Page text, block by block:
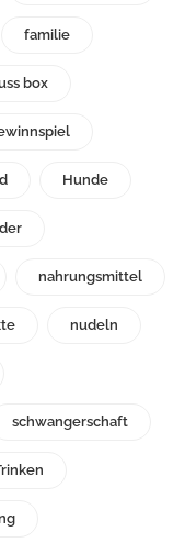
familie
box
Hunde
nahrungsmittel
nudeln
schwangerschaft